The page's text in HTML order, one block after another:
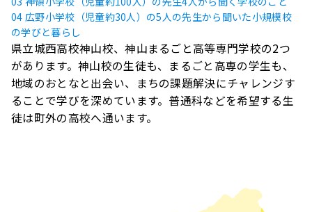
04 広野小学校（児童約30人）の5人の先生から聞いた小規模校
の学びと暮らし
県立城西高校神山校、神山まるごと高等専門学校の2つ
があります。神山校の生徒も、まるごと高専の学生も、
地域のおとなと出会い、まちの課題解決にチャレンジす
ることで学びを深めています。普通科などを希望する生
徒は町外の高校へ通います。